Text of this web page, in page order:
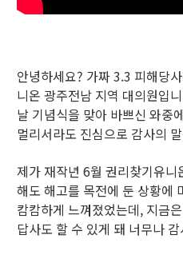
안녕하세요? 가짜 3.3 피해당
니온 광주전남 지역 대의원입
날 기념식을 맞아 바쁘신 와중
멀리서라도 진심으로 감사의
제가 재작년 6월 권리찾기유
해도 해고를 목전에 둔 상황에
캄캄하게 느껴졌었는데, 지금
답사도 할 수 있게 돼 너무나